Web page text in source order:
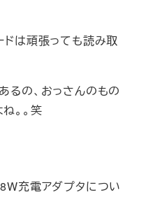
ドは頑張っても読み取
るの、おっさんのもの
。。笑
充電アダプタについ